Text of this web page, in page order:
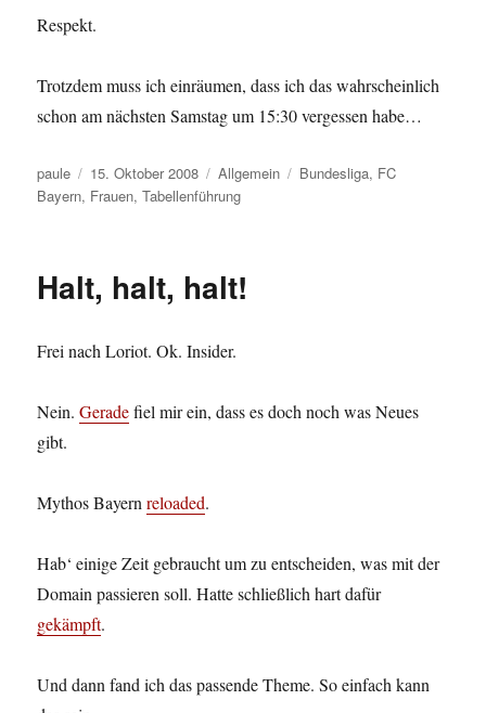
Respekt.
Trotzdem muss ich einräumen, dass ich das wahrscheinlich
schon am nächsten Samstag um 15:30 vergessen habe…
Autor
paule
Veröffentlicht
am
15. Oktober 2008 Kategorien
Allgemein Schlagwörter
Bundesliga, FC
Bayern, Frauen,Tabellenführung
Halt, halt, halt!
Frei nach Loriot. Ok. Insider.
Nein.Geradefiel mir ein, dass es doch noch was Neues
gibt.
Mythos Bayernreloaded.
Hab‘ einige Zeit gebraucht um zu entscheiden, was mit der
Domain passieren soll. Hatte schließlich hart dafür
gekämpft.
Und dann fand ich das passende Theme. So einfach kann